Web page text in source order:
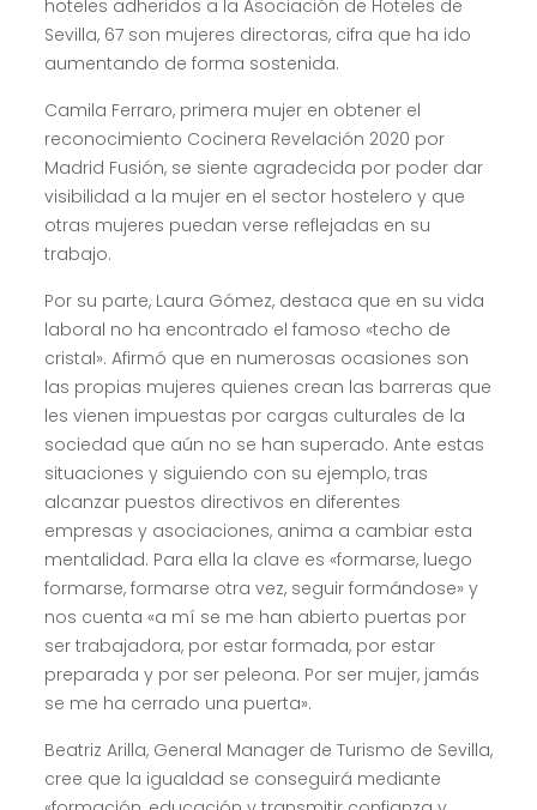
hoteles adheridos a la Asociación de Hoteles de
Sevilla, 67 son mujeres directoras, cifra que ha ido
aumentando de forma sostenida.
Camila Ferraro, primera mujer en obtener el
reconocimiento Cocinera Revelación 2020 por
Madrid Fusión, se siente agradecida por poder dar
visibilidad a la mujer en el sector hostelero y que
otras mujeres puedan verse reflejadas en su
trabajo.
Por su parte, Laura Gómez, destaca que en su vida
laboral no ha encontrado el famoso «techo de
cristal». Afirmó que en numerosas ocasiones son
las propias mujeres quienes crean las barreras que
les vienen impuestas por cargas culturales de la
sociedad que aún no se han superado. Ante estas
situaciones y siguiendo con su ejemplo, tras
alcanzar puestos directivos en diferentes
empresas y asociaciones, anima a cambiar esta
mentalidad. Para ella la clave es «formarse, luego
formarse, formarse otra vez, seguir formándose» y
nos cuenta «a mí se me han abierto puertas por
ser trabajadora, por estar formada, por estar
preparada y por ser peleona. Por ser mujer, jamás
se me ha cerrado una puerta».
Beatriz Arilla, General Manager de Turismo de Sevilla,
cree que la igualdad se conseguirá mediante